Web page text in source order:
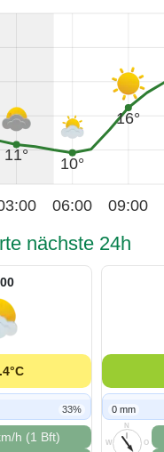
11° 10°
16°
06:00 09:00
nächste 24h
33%
h (1 Bft)
0 mm
N
O
W